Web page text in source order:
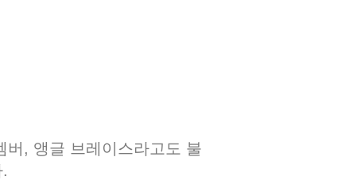
버, 앵글 브레이스라고도 불